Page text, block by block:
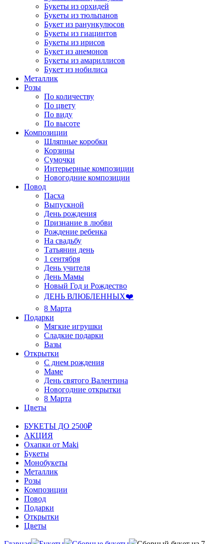
Букеты из орхидей
Букеты из тюльпанов
Букет из ранункулюсов
Букеты из гиацинтов
Букеты из ирисов
Букет из анемонов
Букеты из амариллисов
Букет из нобилиса
Металлик
Розы
По количеству
По цвету
По виду
По высоте
Композиции
Шляпные коробки
Корзины
Сумочки
Интерьерные композиции
Новогодние композиции
Повод
Пасха
Выпускной
День рождения
Признание в любви
Рождение ребенка
На свадьбу
Татьянин день
1 сентября
День учителя
День Мамы
Новый Год и Рождество
ДЕНЬ ВЛЮБЛЕННЫХ❤️
8 Марта
Подарки
Мягкие игрушки
Сладкие подарки
Вазы
Открытки
С днем рождения
Маме
День святого Валентина
Новогодние открытки
8 Марта
Цветы
БУКЕТЫ ДО 2500₽
АКЦИЯ
Охапки от Maki
Букеты
Монобукеты
Металлик
Розы
Композиции
Повод
Подарки
Открытки
Цветы